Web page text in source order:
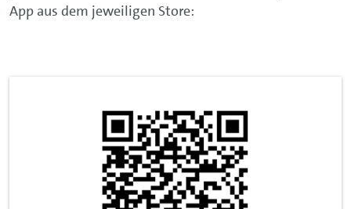
App aus dem jeweiligen Store: